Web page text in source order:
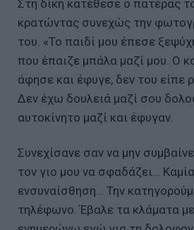
Στη δίκη κατέθεσε ο πατέρας
κρατώντας συνεχώς την
του. «Το παιδί μου έπεσε
που έπαιζε μπάλα μαζί μου. Ο
άφησε και έφυγε, δεν του είπε
Δεν έχω δουλειά μαζί σου
αυτοκίνητο μαζί και έφυγαν.
Συνεχίσανε σαν να μην
τον γιο μου να σφαδάζει…
ενσυναίσθηση… Την
τηλέφωνο. Έβαλε τα κλάματα